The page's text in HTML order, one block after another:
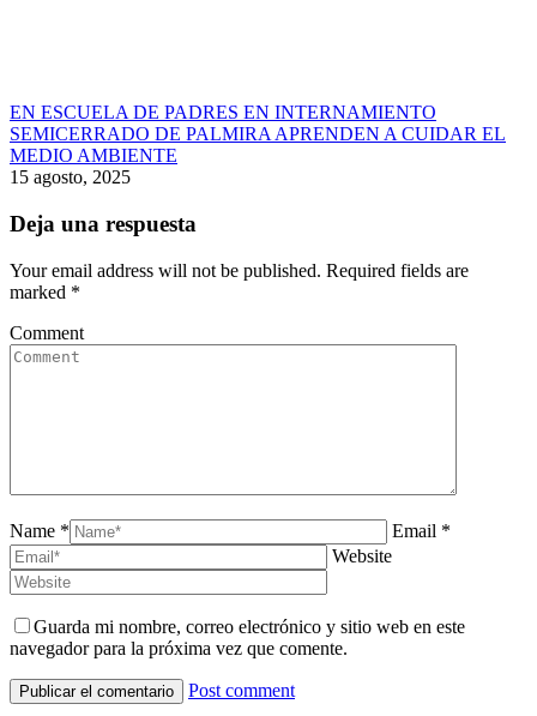
EN ESCUELA DE PADRES EN INTERNAMIENTO
SEMICERRADO DE PALMIRA APRENDEN A CUIDAR EL
MEDIO AMBIENTE
15 agosto, 2025
Deja una respuesta
Your email address will not be published. Required fields are
marked *
Comment
Name *
Email *
Website
Guarda mi nombre, correo electrónico y sitio web en este
navegador para la próxima vez que comente.
Post comment